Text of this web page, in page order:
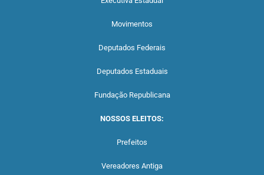
Movimentos
Deputados Federais
Deputados Estaduais
Fundação Republicana
NOSSOS ELEITOS:
Prefeitos
Vereadores Antiga